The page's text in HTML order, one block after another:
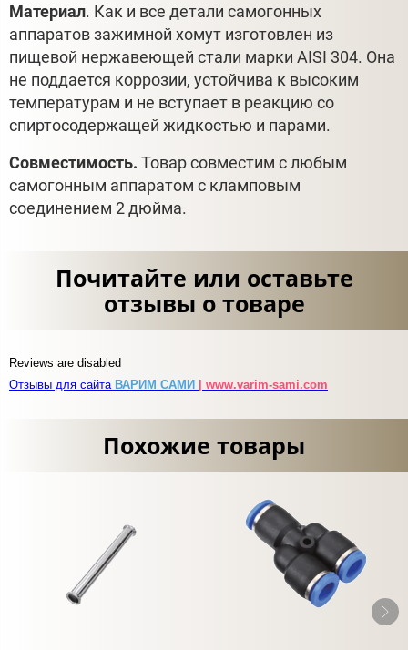
Материал. Как и все детали самогонных
аппаратов зажимной хомут изготовлен из
пищевой нержавеющей стали марки AISI 304. Она
не поддается коррозии, устойчива к высоким
температурам и не вступает в реакцию со
спиртосодержащей жидкостью и парами.
Совместимость. Товар совместим с любым
самогонным аппаратом с кламповым
соединением 2 дюйма.
Почитайте или оставьте
отзывы о товаре
Reviews are disabled
Отзывы для сайта ВАРИМ САМИ | www.varim-sami.com
Похожие товары